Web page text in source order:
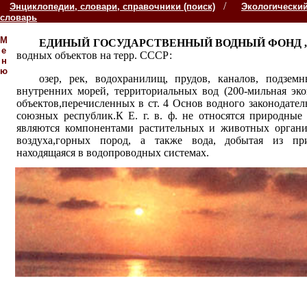
Энциклопедии, словари, справочники (поиск) /
словарь
М
е
н
ю
ЕДИНЫЙ ГОСУДАРСТВЕННЫЙ ВОДНЫЙ ФОНД
водных объектов на терр. СССР:
озер, рек, водохранилищ, прудов, каналов,
внутренних морей, территориальных вод (200-мильная
объектов,перечисленных в ст. 4 Основ водного
союзных республик.К Е. г. в. ф. не относятся природные
являются компонентами растительных и животных
воздуха,горных пород, а также вода, добытая из
находящаяся в водопроводных системах.